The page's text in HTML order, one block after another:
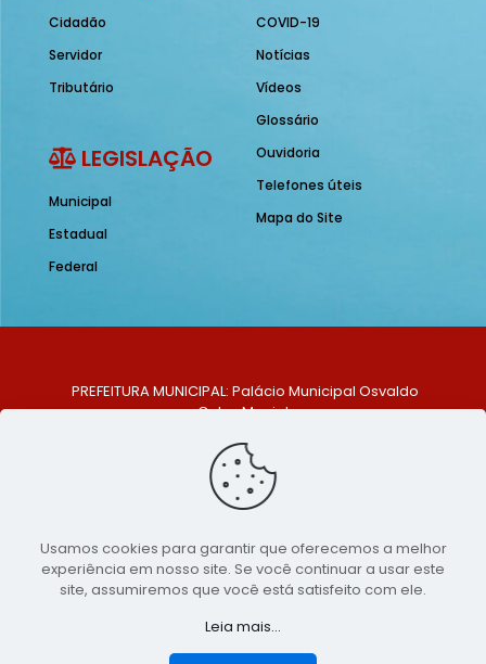
Cidadão
Servidor
Tributário
LEGISLAÇÃO
Municipal
Estadual
Federal
COVID-19
Notícias
Vídeos
Glossário
Ouvidoria
Telefones úteis
Mapa do Site
PREFEITURA MUNICIPAL: Palácio Municipal Osvaldo
Celso Maciel
Centro, São Bento do Una - PE. CEP: 553370-128
TELEFONE: (81) 99548-1569
E-MAIL: ouvidoria@saobentodouna.pe.gov.br
Copyright 2021-2026 - Assessoria de Comunicação da
Prefeitura de São Bento do Una - PE
Página desenvolvida pela agência de
publicidadeLumusWeb - Agência Digital
Usamos cookies para garantir que oferecemos a melhor
experiência em nosso site. Se você continuar a usar este
site, assumiremos que você está satisfeito com ele.
Leia mais...